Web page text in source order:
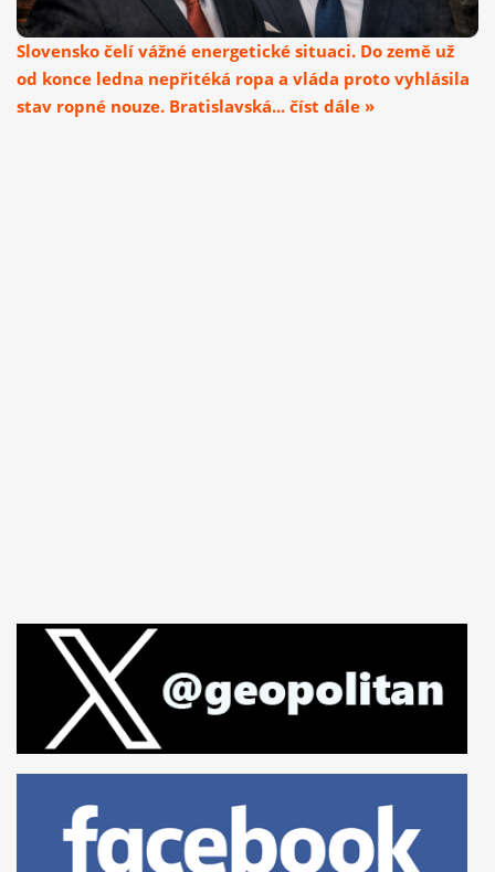
Slovensko čelí vážné energetické situaci. Do země už
od konce ledna nepřitéká ropa a vláda proto vyhlásila
stav ropné nouze. Bratislavská... číst dále »